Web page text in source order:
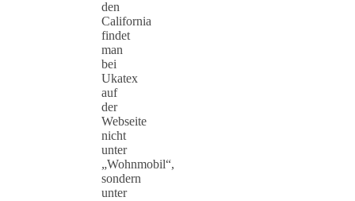
den
California
findet
man
bei
Ukatex
auf
der
Webseite
nicht
unter
„Wohnmobil“,
sondern
unter